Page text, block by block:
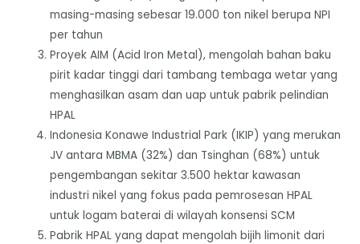
masing-masing sebesar 19.000 ton nikel berupa NPI
per tahun
Proyek AIM (Acid Iron Metal), mengolah bahan baku
pirit kadar tinggi dari tambang tembaga wetar yang
menghasilkan asam dan uap untuk pabrik pelindian
HPAL
Indonesia Konawe Industrial Park (IKIP) yang merukan
JV antara MBMA (32%) dan Tsinghan (68%) untuk
pengembangan sekitar 3.500 hektar kawasan
industri nikel yang fokus pada pemrosesan HPAL
untuk logam baterai di wilayah konsensi SCM
Pabrik HPAL yang dapat mengolah bijih limonit dari